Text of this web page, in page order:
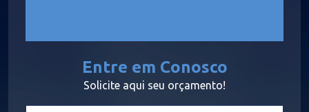
Entre em Conosco
Solicite aqui seu orçamento!